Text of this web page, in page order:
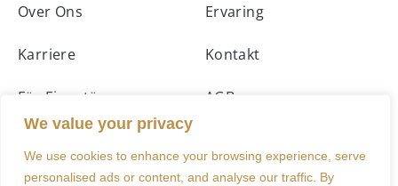
We value your privacy
We use cookies to enhance your browsing experience, serve
personalised ads or content, and analyse our traffic. By
Over Ons
Karriere
Für Eigentümer
Ervaring
Kontakt
AGBs